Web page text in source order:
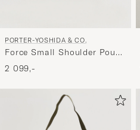
PORTER-YOSHIDA & CO.
Force Small Shoulder Pouch
Black
2 099,-